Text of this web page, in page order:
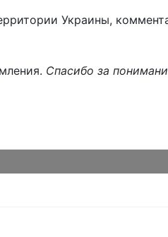
Украины,
Спасибо за